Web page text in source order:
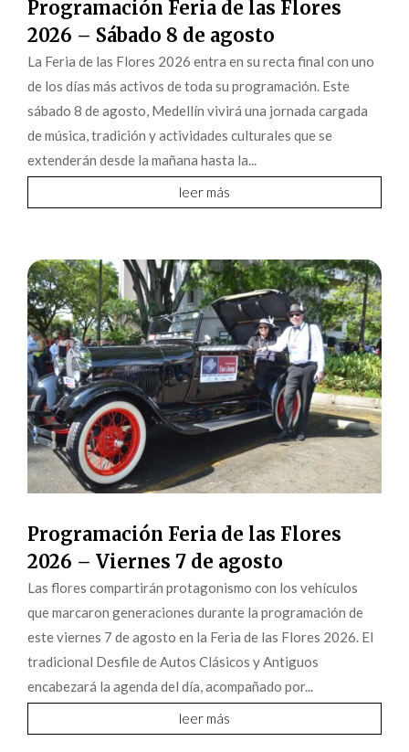
Programación Feria de las Flores
2026 – Sábado 8 de agosto
La Feria de las Flores 2026 entra en su recta final con uno
de los días más activos de toda su programación. Este
sábado 8 de agosto, Medellín vivirá una jornada cargada
de música, tradición y actividades culturales que se
extenderán desde la mañana hasta la...
leer más
Programación Feria de las Flores
2026 – Viernes 7 de agosto
Las flores compartirán protagonismo con los vehículos
que marcaron generaciones durante la programación de
este viernes 7 de agosto en la Feria de las Flores 2026. El
tradicional Desfile de Autos Clásicos y Antiguos
encabezará la agenda del día, acompañado por...
leer más